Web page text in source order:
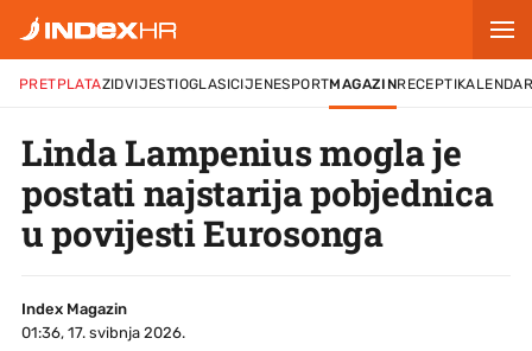
PRETPLATAZIDVIJESTIOGLASICIJENESPORTMAGAZINRECEPTI
Linda Lampenius mogla je
postati najstarija pobjednica
u povijesti Eurosonga
Index Magazin
01:36, 17. svibnja 2026.